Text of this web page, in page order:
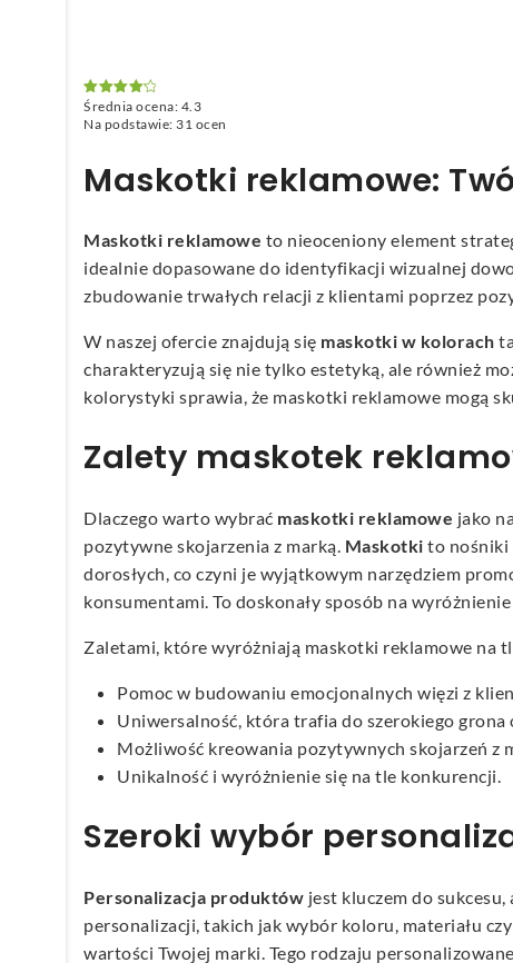
Oceniono
4.3
na 5
Średnia ocena: 4.3
Na podstawie: 31 ocen
Maskotki reklamowe:
Maskotki reklamowe to nieoceniony element
idealnie dopasowane do identyfikacji wizualnej
zbudowanie trwałych relacji z klientami poprzez
W naszej ofercie znajdują się maskotki w kolorach
charakteryzują się nie tylko estetyką, ale również
kolorystyki sprawia, że maskotki reklamowe mogą
Zalety maskotek
Dlaczego warto wybrać maskotki reklamowe jako
pozytywne skojarzenia z marką. Maskotki to nośniki
dorosłych, co czyni je wyjątkowym narzędziem
konsumentami. To doskonały sposób na
Zaletami, które wyróżniają maskotki reklamowe na
Pomoc w budowaniu emocjonalnych więzi z
Uniwersalność, która trafia do szerokiego grona
Możliwość kreowania pozytywnych skojarzeń z
Unikalność i wyróżnienie się na tle konkurencji.
Szeroki wybór
Personalizacja produktów jest kluczem do
personalizacji, takich jak wybór koloru, materiału
wartości Twojej marki. Tego rodzaju